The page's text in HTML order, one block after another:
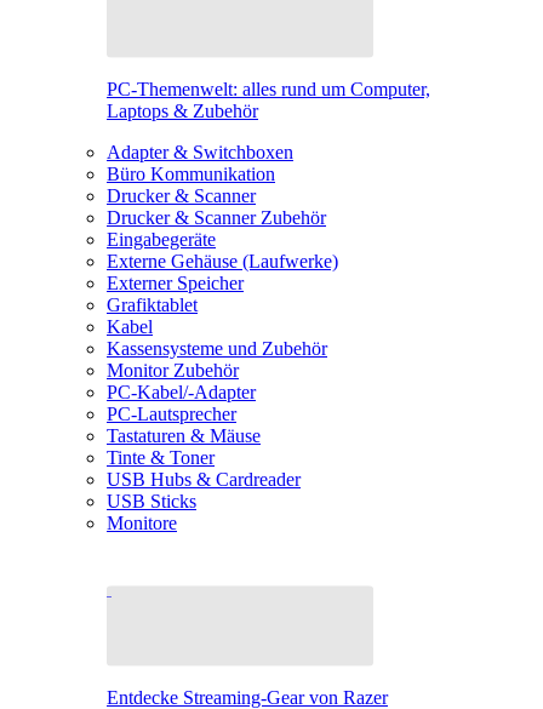
PC-Themenwelt: alles rund um Computer,
Laptops & Zubehör
Adapter & Switchboxen
Büro Kommunikation
Drucker & Scanner
Drucker & Scanner Zubehör
Eingabegeräte
Externe Gehäuse (Laufwerke)
Externer Speicher
Grafiktablet
Kabel
Kassensysteme und Zubehör
Monitor Zubehör
PC-Kabel/-Adapter
PC-Lautsprecher
Tastaturen & Mäuse
Tinte & Toner
USB Hubs & Cardreader
USB Sticks
Monitore
Entdecke Streaming-Gear von Razer